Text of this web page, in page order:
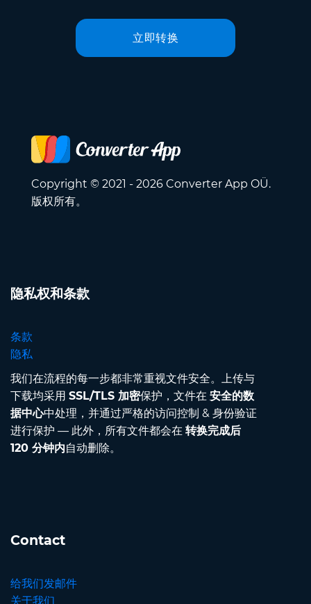
立即转换
Copyright © 2021 - 2026 Converter App OÜ.
版权所有。
隐私权和条款
条款
隐私
我们在流程的每一步都非常重视文件安全。上传与
下载均采用 SSL/TLS 加密保护，文件在 安全的数
据中心中处理，并通过严格的访问控制 & 身份验证
进行保护 — 此外，所有文件都会在 转换完成后
120 分钟内自动删除。
Contact
给我们发邮件
关于我们